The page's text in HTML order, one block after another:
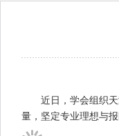
近日，学会组织天
量，坚定专业理想与报